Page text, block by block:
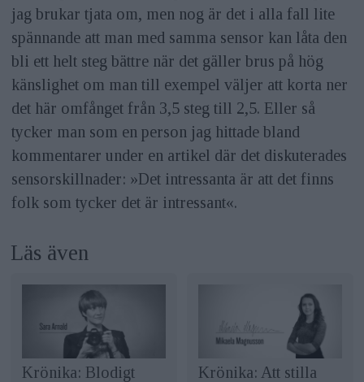
jag brukar tjata om, men nog är det i alla fall lite
spännande att man med samma sensor kan låta den
bli ett helt steg bättre när det gäller brus på hög
känslighet om man till exempel väljer att korta ner
det här omfånget från 3,5 steg till 2,5. Eller så
tycker man som en person jag hittade bland
kommentarer under en artikel där det diskuterades
sensorskillnader: »Det intressanta är att det finns
folk som tycker det är intressant«.
Läs även
Krönika: Blodigt
Krönika: Att stilla